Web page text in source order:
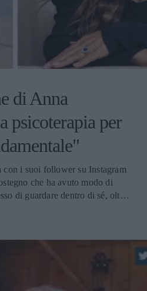
di Anna
psicoterapia per
con i suoi follower su Instagram
che ha avuto modo di
di guardare dentro di sé, oltre